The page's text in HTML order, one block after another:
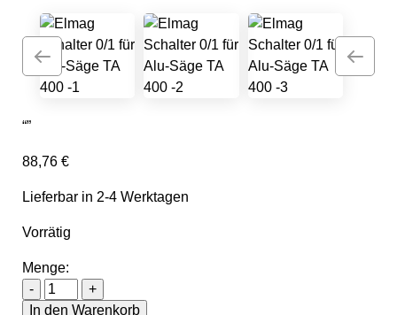
“”
88,76 €
Lieferbar in 2-4 Werktagen
Vorrätig
Menge:
-
Elmag Schalter 0/1 für Alu-Säge TA 400 Menge
+
In den Warenkorb